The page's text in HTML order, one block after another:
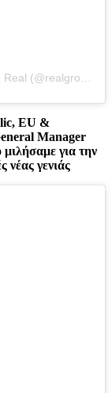
Η δημοσίευση κοινοποιήθηκε από το χρήστη Real (@realgroupgreece)
EU &
Manager
για την
νέας γενιάς